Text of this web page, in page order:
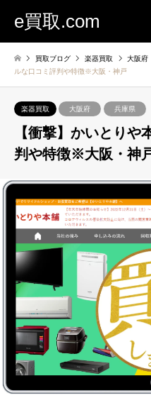
e買取.com
買取ブログ 楽器買取 大阪府
ルな口コミ評判や特徴※大阪・神戸
楽器買取 大阪府 兵庫県
【衝撃】かいとりや
判や特徴※大阪・神